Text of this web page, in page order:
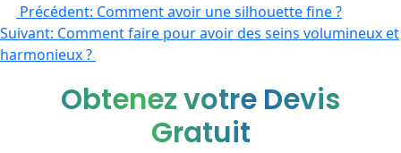
Précédent: Comment avoir une silhouette fine ?
Suivant: Comment faire pour avoir des seins volumineux et
harmonieux ?
Obtenez votre Devis
Gratuit